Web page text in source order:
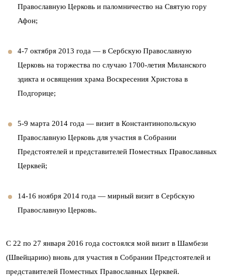
Православную Церковь и паломничество на Святую гору
Афон;
4-7 октября 2013 года — в Сербскую Православную
Церковь на торжества по случаю 1700-летия Миланского
эдикта и освящения храма Воскресения Христова в
Подгорице;
5-9 марта 2014 года — визит в Константинопольскую
Православную Церковь для участия в Собрании
Предстоятелей и представителей Поместных Православных
Церквей;
14-16 ноября 2014 года — мирный визит в Сербскую
Православную Церковь.
С 22 по 27 января 2016 года состоялся мой визит в Шамбези
(Швейцарию) вновь для участия в Собрании Предстоятелей и
представителей Поместных Православных Церквей.